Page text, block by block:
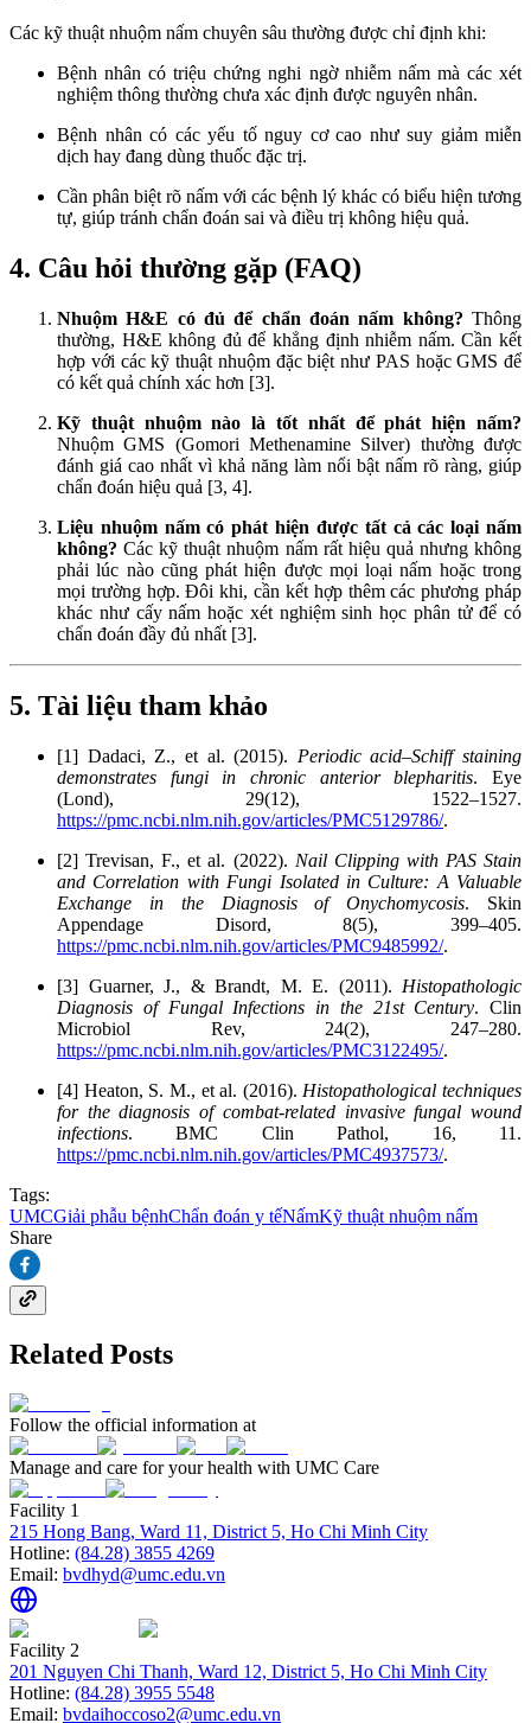
Các kỹ thuật nhuộm nấm chuyên sâu thường được chỉ định khi:
Bệnh nhân có triệu chứng nghi ngờ nhiễm nấm mà các xét
nghiệm thông thường chưa xác định được nguyên nhân.
Bệnh nhân có các yếu tố nguy cơ cao như suy giảm miễn
dịch hay đang dùng thuốc đặc trị.
Cần phân biệt rõ nấm với các bệnh lý khác có biểu hiện tương
tự, giúp tránh chẩn đoán sai và điều trị không hiệu quả.
4. Câu hỏi thường gặp (FAQ)
Nhuộm H&E có đủ để chẩn đoán nấm không? Thông
thường, H&E không đủ để khẳng định nhiễm nấm. Cần kết
hợp với các kỹ thuật nhuộm đặc biệt như PAS hoặc GMS để
có kết quả chính xác hơn [3].
Kỹ thuật nhuộm nào là tốt nhất để phát hiện nấm?
Nhuộm GMS (Gomori Methenamine Silver) thường được
đánh giá cao nhất vì khả năng làm nổi bật nấm rõ ràng, giúp
chẩn đoán hiệu quả [3, 4].
Liệu nhuộm nấm có phát hiện được tất cả các loại nấm
không? Các kỹ thuật nhuộm nấm rất hiệu quả nhưng không
phải lúc nào cũng phát hiện được mọi loại nấm hoặc trong
mọi trường hợp. Đôi khi, cần kết hợp thêm các phương pháp
khác như cấy nấm hoặc xét nghiệm sinh học phân tử để có
chẩn đoán đầy đủ nhất [3].
5. Tài liệu tham khảo
[1] Dadaci, Z., et al. (2015). Periodic acid–Schiff staining
demonstrates fungi in chronic anterior blepharitis. Eye
(Lond), 29(12), 1522–1527.
https://pmc.ncbi.nlm.nih.gov/articles/PMC5129786/.
[2] Trevisan, F., et al. (2022). Nail Clipping with PAS Stain
and Correlation with Fungi Isolated in Culture: A Valuable
Exchange in the Diagnosis of Onychomycosis. Skin
Appendage Disord, 8(5), 399–405.
https://pmc.ncbi.nlm.nih.gov/articles/PMC9485992/.
[3] Guarner, J., & Brandt, M. E. (2011). Histopathologic
Diagnosis of Fungal Infections in the 21st Century. Clin
Microbiol Rev, 24(2), 247–280.
https://pmc.ncbi.nlm.nih.gov/articles/PMC3122495/.
[4] Heaton, S. M., et al. (2016). Histopathological techniques
for the diagnosis of combat-related invasive fungal wound
infections. BMC Clin Pathol, 16, 11.
https://pmc.ncbi.nlm.nih.gov/articles/PMC4937573/.
Tags:
UMCGiải phẫu bệnhChẩn đoán y tếNấmKỹ thuật nhuộm nấm
Share
Related Posts
Follow the official information at
Manage and care for your health with UMC Care
Facility 1
215 Hong Bang, Ward 11, District 5, Ho Chi Minh City
Hotline: (84.28) 3855 4269
Email: bvdhyd@umc.edu.vn
Facility 2
201 Nguyen Chi Thanh, Ward 12, District 5, Ho Chi Minh City
Hotline: (84.28) 3955 5548
Email: bvdaihoccoso2@umc.edu.vn